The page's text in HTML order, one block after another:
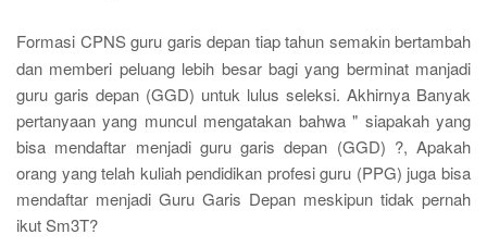
Formasi CPNS guru garis depan tiap tahun semakin bertambah
dan memberi peluang lebih besar bagi yang berminat manjadi
guru garis depan (GGD) untuk lulus seleksi. Akhirnya Banyak
pertanyaan yang muncul mengatakan bahwa " siapakah yang
bisa mendaftar menjadi guru garis depan (GGD) ?, Apakah
orang yang telah kuliah pendidikan profesi guru (PPG) juga bisa
mendaftar menjadi Guru Garis Depan meskipun tidak pernah
ikut Sm3T?